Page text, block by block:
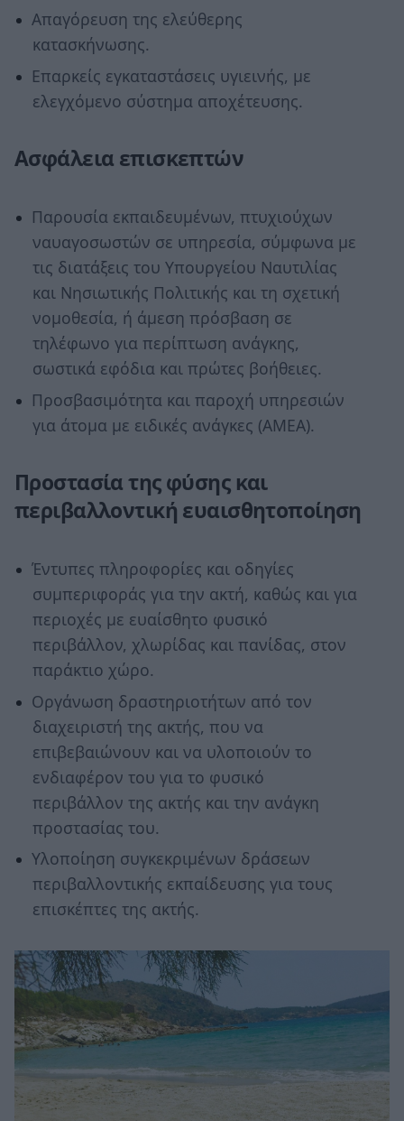
Απαγόρευση της ελεύθερης
κατασκήνωσης.
Επαρκείς εγκαταστάσεις υγιεινής, με
ελεγχόμενο σύστημα αποχέτευσης.
Ασφάλεια επισκεπτών
Παρουσία εκπαιδευμένων, πτυχιούχων
ναυαγοσωστών σε υπηρεσία, σύμφωνα με
τις διατάξεις του Υπουργείου Ναυτιλίας
και Νησιωτικής Πολιτικής και τη σχετική
νομοθεσία, ή άμεση πρόσβαση σε
τηλέφωνο για περίπτωση ανάγκης,
σωστικά εφόδια και πρώτες βοήθειες.
Προσβασιμότητα και παροχή υπηρεσιών
για άτομα με ειδικές ανάγκες (ΑΜΕΑ).
Προστασία της φύσης και
περιβαλλοντική ευαισθητοποίηση
Έντυπες πληροφορίες και οδηγίες
συμπεριφοράς για την ακτή, καθώς και για
περιοχές με ευαίσθητο φυσικό
περιβάλλον, χλωρίδας και πανίδας, στον
παράκτιο χώρο.
Οργάνωση δραστηριοτήτων από τον
διαχειριστή της ακτής, που να
επιβεβαιώνουν και να υλοποιούν το
ενδιαφέρον του για το φυσικό
περιβάλλον της ακτής και την ανάγκη
προστασίας του.
Υλοποίηση συγκεκριμένων δράσεων
περιβαλλοντικής εκπαίδευσης για τους
επισκέπτες της ακτής.